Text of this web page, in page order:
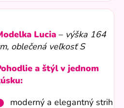
Lucia – výška 164
oblečená veľkosť S
a štýl v jednom
moderný a elegantný strih